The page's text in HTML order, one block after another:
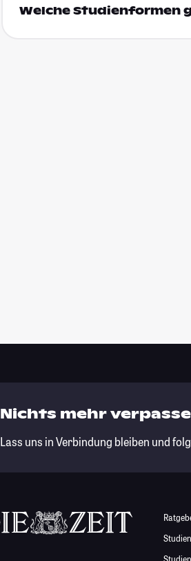
Welche Studienformen
Nichts mehr
Lass uns in Verbindung bleiben und